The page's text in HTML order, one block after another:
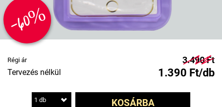
-60%
Régi ár 3.490 Ft
Tervezés nélkül 1.390 Ft/db
1 db KOSÁRBA